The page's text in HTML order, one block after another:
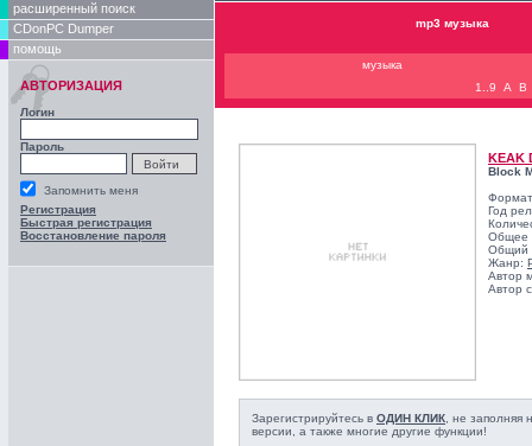
расширенный поиск
CDonPC Dumper
помощь
АВТОРИЗАЦИЯ
Логин
Пароль
Запомнить меня
Регистрация
Быстрая регистрация
Восстановление пароля
mp3 музыка
музыка
1..9
A B
KEAK
Block
Год
Общее
Общий
Жанр:
Автор
Автор
Зарегистрируйтесь в ОДИН КЛИК , не
версии, а также многие другие функции!